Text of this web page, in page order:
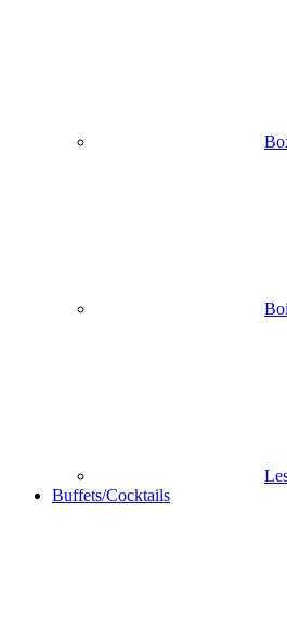
Buffets/Cocktails